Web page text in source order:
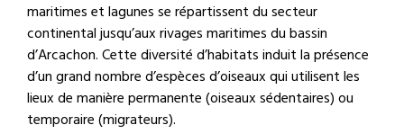
maritimes et lagunes se répartissent du secteur
continental jusqu’aux rivages maritimes du bassin
d’Arcachon. Cette diversité d’habitats induit la présence
d’un grand nombre d’espèces d’oiseaux qui utilisent les
lieux de manière permanente (oiseaux sédentaires) ou
temporaire (migrateurs).